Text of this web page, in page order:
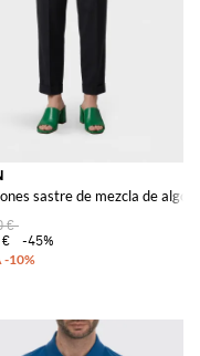
sastre de mezcla de
€
€
-45%